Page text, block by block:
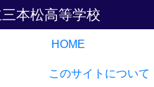
本松高等学校
HOME
このサイトについて